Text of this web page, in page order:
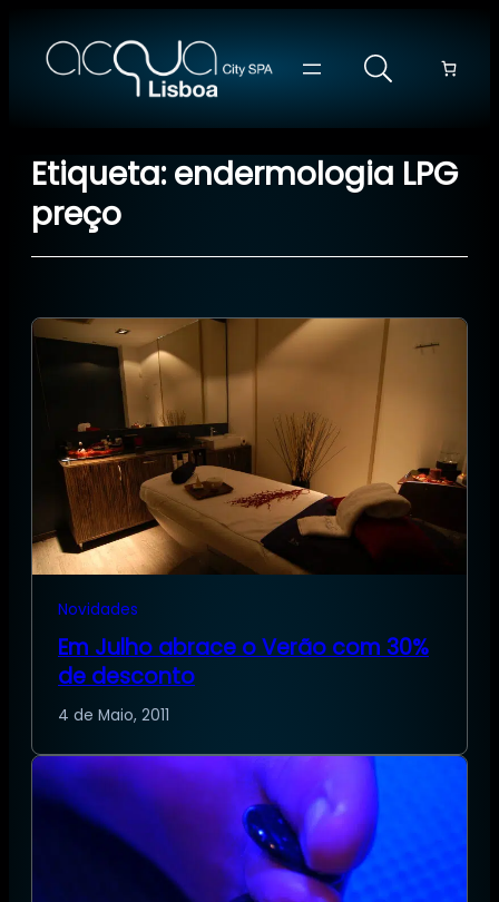
para
Etiqueta:endermologia LPG
preço
Novidades
Em Julho abrace o Verão com 30%
de desconto
4 de Maio, 2011